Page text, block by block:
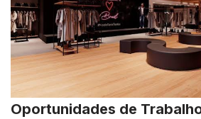
Oportunidades de